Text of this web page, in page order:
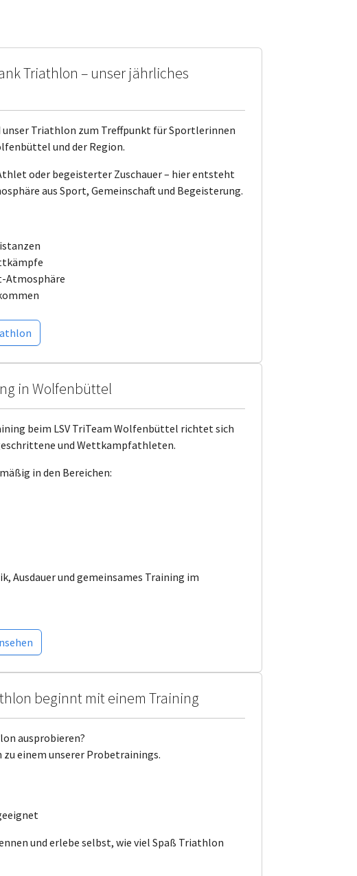
Triathlon – unser jährliches
unser Triathlon zum Treffpunkt für Sportlerinnen
und der Region.
oder begeisterter Zuschauer – hier entsteht
aus Sport, Gemeinschaft und Begeisterung.
Atmosphäre
in Wolfenbüttel
beim LSV TriTeam Wolfenbüttel richtet sich
und Wettkampfathleten.
in den Bereichen:
Ausdauer und gemeinsames Training im
beginnt mit einem Training
ausprobieren?
zu einem unserer Probetrainings.
und erlebe selbst, wie viel Spaß Triathlon